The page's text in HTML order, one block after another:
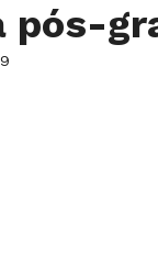
pós-